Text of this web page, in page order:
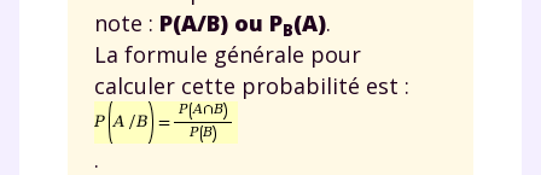
note : P(A/B) ou PB(A).
La formule générale pour
calculer cette probabilité est :
.